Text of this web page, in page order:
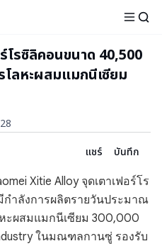
โรซิลิคอนขนาด 40,500
โลหะผสมแมกนีเซียม
แชร์
บันทึก
Xitie Alloy จุดเตาเฟอร์โร
ำลังการผลิตรายวันประมาณ
ะผสมแมกนีเซียม 300,000
ในมณฑลกานซู่ รองรับ